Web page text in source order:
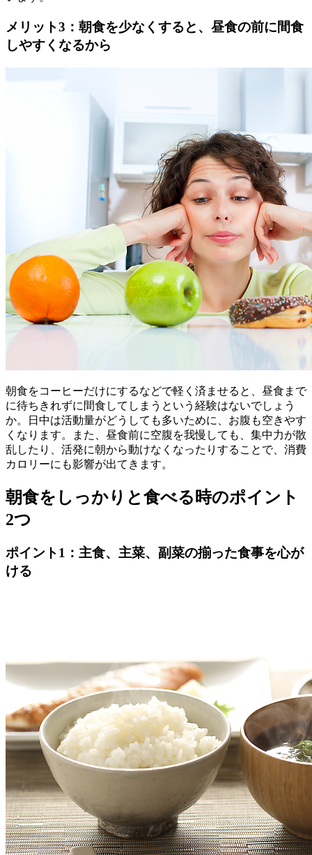
メリット3：朝食を少なくすると、昼食の前に間食
しやすくなるから
朝食をコーヒーだけにするなどで軽く済ませると、昼食まで
に待ちきれずに間食してしまうという経験はないでしょう
か。日中は活動量がどうしても多いために、お腹も空きやす
くなります。また、昼食前に空腹を我慢しても、集中力が散
乱したり、活発に朝から動けなくなったりすることで、消費
カロリーにも影響が出てきます。
朝食をしっかりと食べる時のポイント
2つ
ポイント1：主食、主菜、副菜の揃った食事を心が
ける